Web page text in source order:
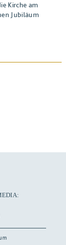
Kirche am
Jubiläum